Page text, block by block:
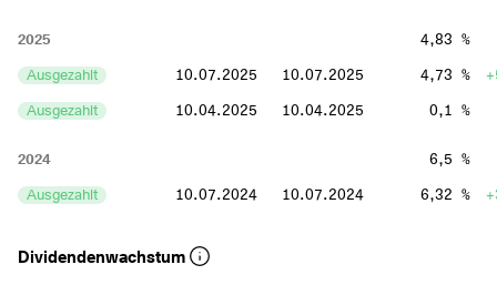
2025
4,83 %
Ausgezahlt
10.07.2025 10.07.2025 4,73 %
Ausgezahlt
10.04.2025 10.04.2025 0,1 %
2024
6,5 %
Ausgezahlt
10.07.2024 10.07.2024 6,32 %
Dividendenwachstum